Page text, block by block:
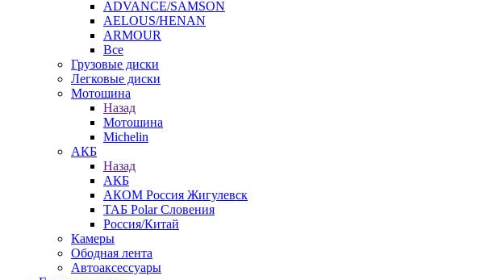
ADVANCE/SAMSON
AELOUS/HENAN
ARMOUR
Все
Грузовые диски
Легковые диски
Мотошина
Назад
Мотошина
Michelin
АКБ
Назад
АКБ
АКОМ Россия Жигулевск
ТАБ Polar Словения
Россия/Китай
Камеры
Ободная лента
Автоаксессуары